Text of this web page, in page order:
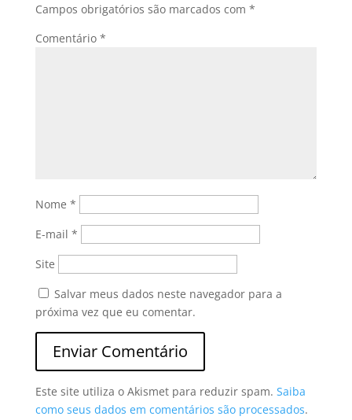
Campos obrigatórios são marcados com *
Comentário *
Nome *
E-mail *
Site
Salvar meus dados neste navegador para a
próxima vez que eu comentar.
Este site utiliza o Akismet para reduzir spam. Saiba
como seus dados em comentários são processados.